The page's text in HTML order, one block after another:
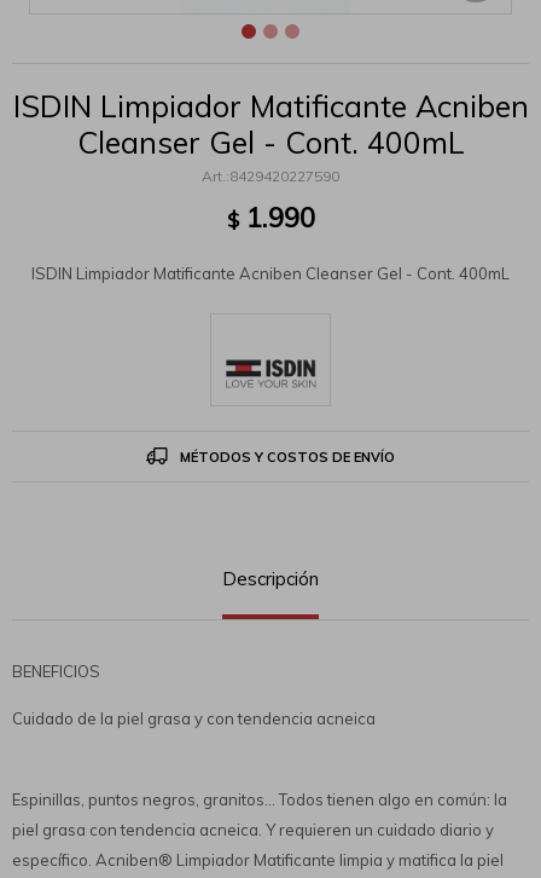
ISDIN Limpiador Matificante Acniben
Cleanser Gel - Cont. 400mL
8429420227590
$ 1.990
ISDIN Limpiador Matificante Acniben Cleanser Gel - Cont. 400mL
MÉTODOS Y COSTOS DE ENVÍO
Descripción
BENEFICIOS
Cuidado de la piel grasa y con tendencia acneica
Espinillas, puntos negros, granitos… Todos tienen algo en común: la
piel grasa con tendencia acneica. Y requieren un cuidado diario y
específico. Acniben® Limpiador Matificante limpia y matifica la piel